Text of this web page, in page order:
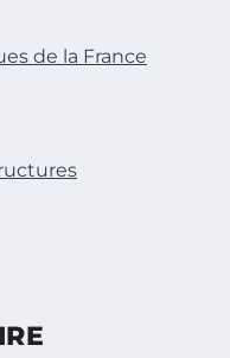
de la France